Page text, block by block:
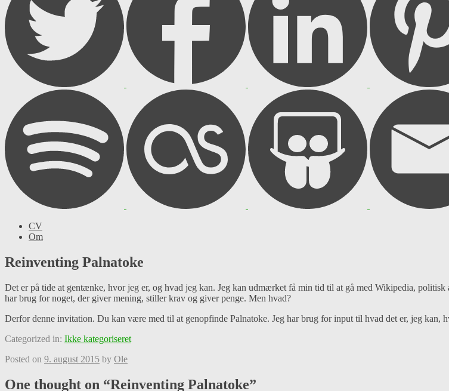
CV
Om
Reinventing Palnatoke
Det er på tide at gentænke, hvor jeg er, og hvad jeg kan. Jeg kan udmærket få min tid til at gå med Wikipedia,
har brug for noget, der giver mening, stiller krav og giver penge. Men hvad?
Derfor denne invitation. Du kan være med til at genopfinde Palnatoke. Jeg har brug for input til hvad det er, jeg kan,
Categorized in: Ikke kategoriseret
Posted on 9. august 2015 by Ole
One thought on “Reinventing Palnatoke”